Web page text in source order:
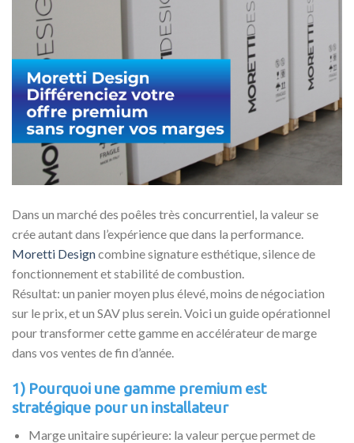
Dans un marché des poêles très concurrentiel, la valeur se
crée autant dans l’expérience que dans la performance.
Moretti Designcombine signature esthétique, silence de
fonctionnement et stabilité de combustion.
Résultat: un panier moyen plus élevé, moins de négociation
sur le prix, et un SAV plus serein. Voici un guide opérationnel
pour transformer cette gamme en accélérateur de marge
dans vos ventes de fin d’année.
1) Pourquoi une gamme premium est
stratégique pour un installateur
Marge unitaire supérieure: la valeur perçue permet de